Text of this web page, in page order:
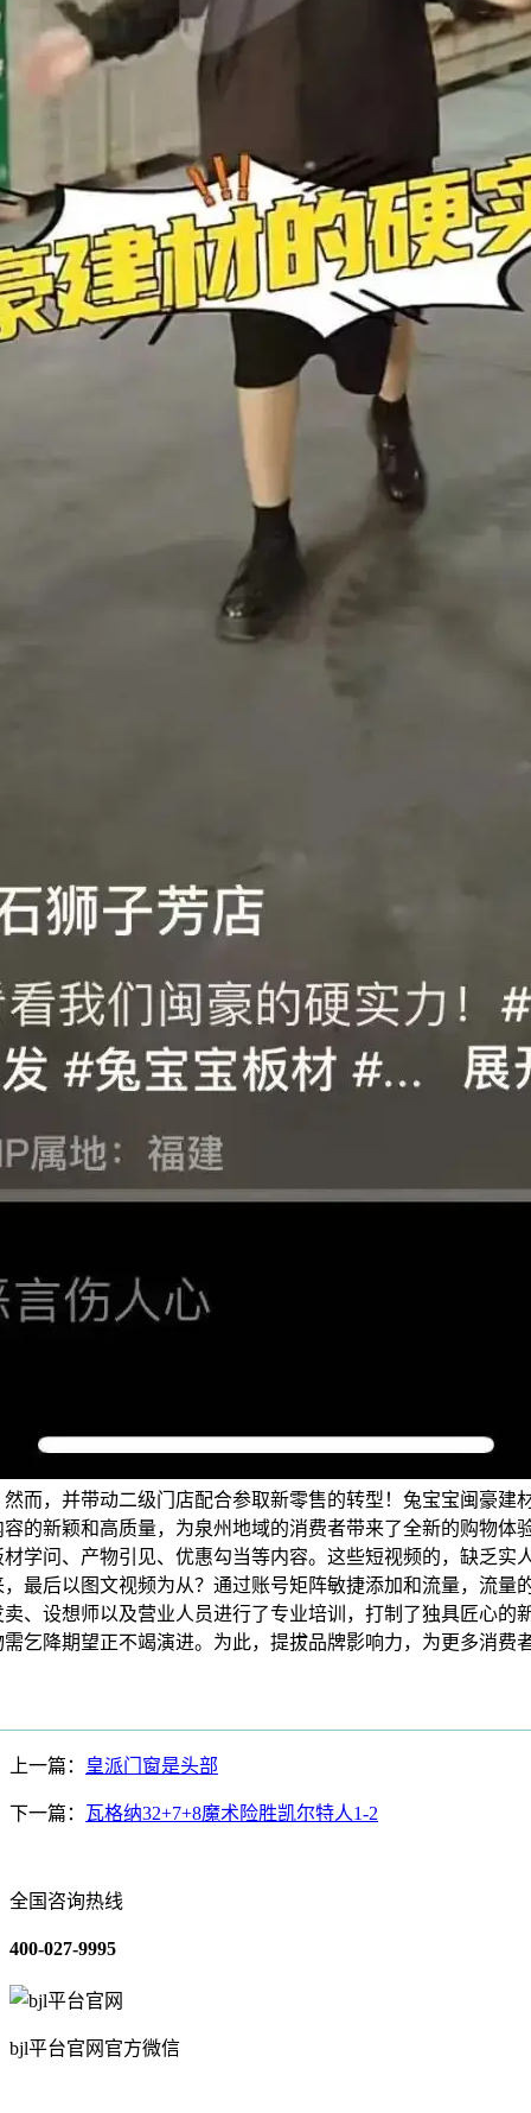
而，并带动二级门店配合参取新零售的转型！兔宝宝闽豪建
的新颖和高质量，为泉州地域的消费者带来了全新的购物体
学问、产物引见、优惠勾当等内容。这些短视频的，缺乏实
最后以图文视频为从？通过账号矩阵敏捷添加和流量，流量
、设想师以及营业人员进行了专业培训，打制了独具匠心的
乞降期望正不竭演进。为此，提拔品牌影响力，为更多消费
上一篇： 皇派门窗是头部
下一篇： 瓦格纳32+7+8魔术险胜凯尔特人1-2
全国咨询热线
400-027-9995
bjl平台官网官方微信